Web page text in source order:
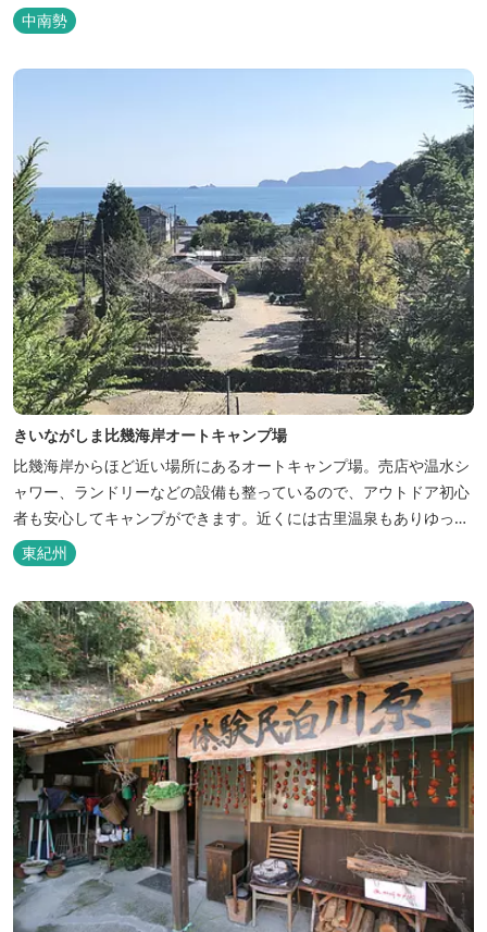
る“キャンプ気分”の宿として生まれ変わりました。 【営業時間】 チ
ェックイン 15：00（早めのチェックインご希望は予約時に要相
談） チェックアウト 9：00 【定休日】 不定休 【料金...
中南勢
きいながしま比幾海岸オートキャンプ場
比幾海岸からほど近い場所にあるオートキャンプ場。売店や温水シ
ャワー、ランドリーなどの設備も整っているので、アウトドア初心
者も安心してキャンプができます。近くには古里温泉もありゆっく
りのんびり過ごしたい方に最高！
東紀州